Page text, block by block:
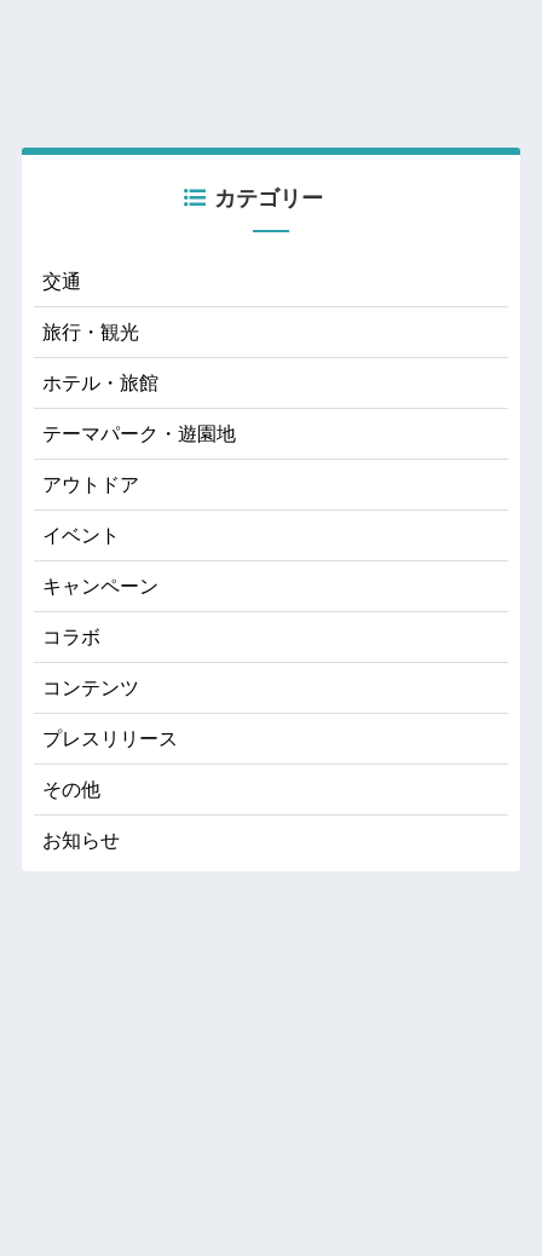
カテゴリー
交通
旅行・観光
ホテル・旅館
テーマパーク・遊園地
アウトドア
イベント
キャンペーン
コラボ
コンテンツ
プレスリリース
その他
お知らせ